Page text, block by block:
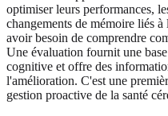
optimiser leurs performances,
changements de mémoire liés
avoir besoin de comprendre
Une évaluation fournit une
cognitive et offre des
l'amélioration. C'est une
gestion proactive de la santé